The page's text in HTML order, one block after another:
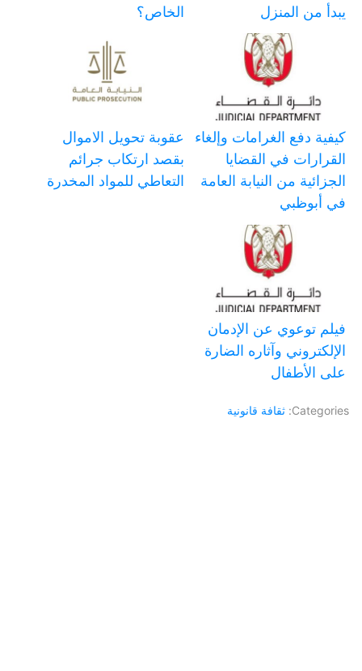
يبدأ من المنزل
الخاص؟
كيفية دفع الغرامات وإلغاء
القرارات في القضايا
الجزائية من النيابة العامة
في أبوظبي
عقوبة تحويل الاموال
بقصد ارتكاب جرائم
التعاطي للمواد المخدرة
فيلم توعوي عن الإدمان
الإلكتروني وآثاره الضارة
على الأطفال
Categories: ثقافة قانونية